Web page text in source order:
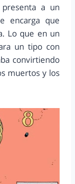
a un
encarga que
Lo que en un
un tipo con
convirtiendo
muertos y los